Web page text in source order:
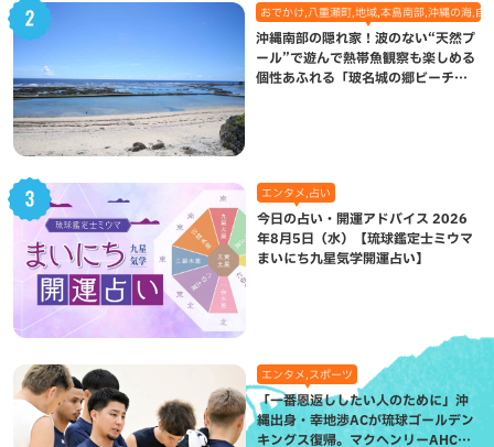
おでかけ,八重瀬町,地域,本島南部,沖縄の海,自
沖縄南部の隠れ家！波のない“天然プ
ール”で遊んで熱帯魚観察も楽しめる
個性あふれる「玻名城の郷ビーチ」
エンタメ,占い
今日の占い・開運アドバイス 2026
年8月5日（水）【琉球鑑定士ミウマ
まいにち九星気学開運占い】
エンタメ,スポーツ
「一番恩返ししたい人のために」沖
縄出身・幸地渉ACが琉球ゴールデン
キングス復帰。マクヘンリーAHCに